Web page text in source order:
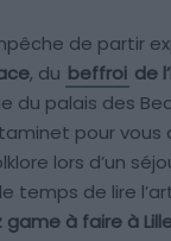
de partir
, du beffroi de
du palais des
pour vous
lors d’un
temps de lire
game à faire à